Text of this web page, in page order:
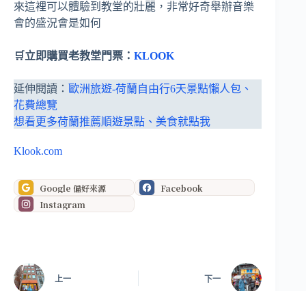
來這裡可以體驗到教堂的壯麗，非常好奇舉辦音樂
會的盛況會是如何
🛒立即購買老教堂門票： KLOOK
延伸閱讀： 歐洲旅遊-荷蘭自由行6天景點懶人包、
花費總覽
想看更多荷蘭推薦順遊景點、美食就點我
Klook.com
Google 偏好來源
Facebook
Instagram
上一 下一